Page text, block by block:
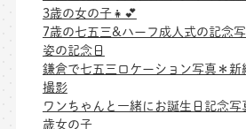
3歳の女の子👧💕
7歳の七五三&ハーフ成人式の記念
姿の記念日
鎌倉で七五三ロケーション写真＊
撮影
ワンちゃんと一緒にお誕生日記念
歳女の子